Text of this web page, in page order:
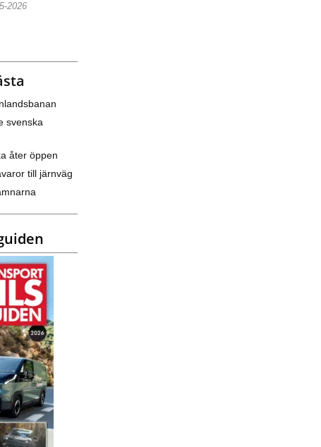
2026
svenska
åter öppen
till järnväg